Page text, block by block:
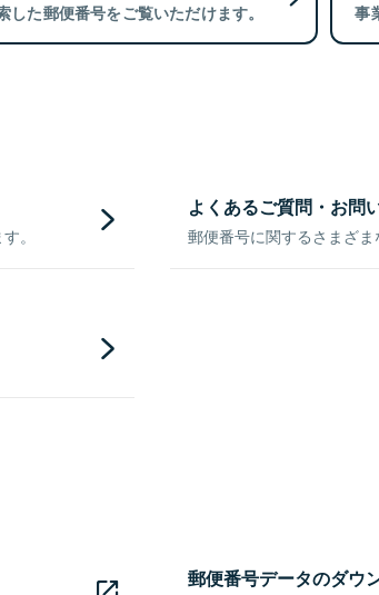
した郵便番号をご覧いただけます。 事
。
よくあるご質問・お問
郵便番号に関するさまざま
郵便番号データのダウ